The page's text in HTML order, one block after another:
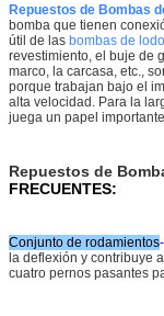
Repuestos de Bombas
bomba que tienen
útil de las bombas de
revestimiento, el buje de
marco, la carcasa, etc.,
porque trabajan bajo el
alta velocidad. Para la
juega un papel
Repuestos de
FRECUENTES:
Conjunto de rodamientos
la deflexión y contribuye
cuatro pernos pasantes